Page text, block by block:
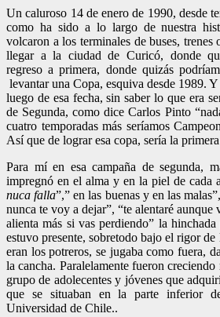
Un caluroso 14 de enero de 1990, desde
como ha sido a lo largo de nuestra
volcaron a los terminales de buses, trenes
llegar a la ciudad de Curicó, donde
regreso a primera, donde quizás
levantar una Copa, esquiva desde 1989.
luego de esa fecha, sin saber lo que era
de Segunda, como dice Carlos Pinto
cuatro temporadas más seríamos
Así que de lograr esa copa, sería la
Para mí en esa campaña de segunda,
impregnó en el alma y en la piel de cada
nuca falla”,” en las buenas y en las
nunca te voy a dejar”, “te alentaré aunque
alienta más si vas perdiendo” la
estuvo presente, sobretodo bajo el rigor
eran los potreros, se jugaba como fuera,
la cancha. Paralelamente fueron
grupo de adolecentes y jóvenes que
que se situaban en la parte inferior
Universidad de Chile..